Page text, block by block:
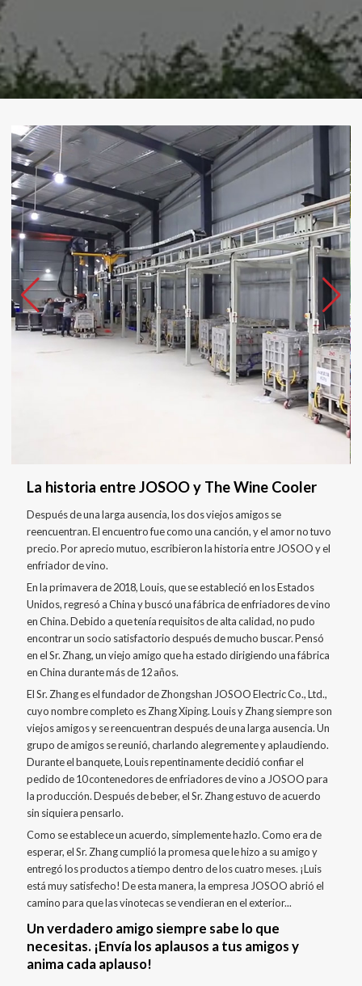
La historia entre JOSOO y The Wine Cooler
Después de una larga ausencia, los dos viejos amigos se
reencuentran. El encuentro fue como una canción, y el amor no tuvo
precio. Por aprecio mutuo, escribieron la historia entre JOSOO y el
enfriador de vino.
En la primavera de 2018, Louis, que se estableció en los Estados
Unidos, regresó a China y buscó una fábrica de enfriadores de vino
en China. Debido a que tenía requisitos de alta calidad, no pudo
encontrar un socio satisfactorio después de mucho buscar. Pensó
en el Sr. Zhang, un viejo amigo que ha estado dirigiendo una fábrica
en China durante más de 12 años.
El Sr. Zhang es el fundador de Zhongshan JOSOO Electric Co., Ltd.,
cuyo nombre completo es Zhang Xiping. Louis y Zhang siempre son
viejos amigos y se reencuentran después de una larga ausencia. Un
grupo de amigos se reunió, charlando alegremente y aplaudiendo.
Durante el banquete, Louis repentinamente decidió confiar el
pedido de 10 contenedores de enfriadores de vino a JOSOO para
la producción. Después de beber, el Sr. Zhang estuvo de acuerdo
sin siquiera pensarlo.
Como se establece un acuerdo, simplemente hazlo. Como era de
esperar, el Sr. Zhang cumplió la promesa que le hizo a su amigo y
entregó los productos a tiempo dentro de los cuatro meses. ¡Luis
está muy satisfecho! De esta manera, la empresa JOSOO abrió el
camino para que las vinotecas se vendieran en el exterior...
Un verdadero amigo siempre sabe lo que
necesitas. ¡Envía los aplausos a tus amigos y
anima cada aplauso!